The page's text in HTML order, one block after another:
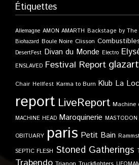
Étiquettes
Allemagne AMON AMARTH Backstage by The
Biohazard Boule Noire Clisson
DesertFest Divan du Monde Electro
ENSLAVED Festival Report glazart
Chair Hellfest Karma to Burn Klub La
report LiveReport Machine
MACHINE HEAD Maroquinerie MASTODON
OBITUARY paris Petit Bain
SEPTIC FLESH Stoned Gatherings